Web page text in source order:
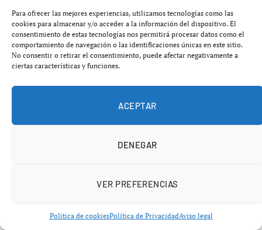
Para ofrecer las mejores experiencias, utilizamos tecnologías como las
cookies para almacenar y/o acceder a la información del dispositivo. El
consentimiento de estas tecnologías nos permitirá procesar datos como el
comportamiento de navegación o las identificaciones únicas en este sitio.
No consentir o retirar el consentimiento, puede afectar negativamente a
ciertas características y funciones.
ACEPTAR
DENEGAR
VER PREFERENCIAS
Política de cookiesPolítica de PrivacidadAviso legal
La tasa de paro ha descendido de forma significativa,
situándose en el 14,6% a finales de 2025, casi siete
puntos menos que en 2019. Este avance laboral es uno
de los factores clave delcrecimiento económico
Andalucía, que ha permitido alcanzar cifras récord de
la reducción de la temporalidad en determinados
reto del tamaño empresarial